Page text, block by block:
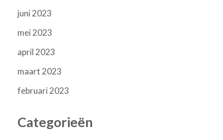
juni 2023
mei 2023
april 2023
maart 2023
februari 2023
Categorieën